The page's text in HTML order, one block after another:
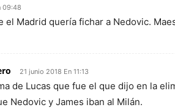
09:48
el Madrid quería fichar a Nedovic.
21 junio 2018 En 11:13
de Lucas que fue el que dijo en la
Nedovic y James iban al Milán.